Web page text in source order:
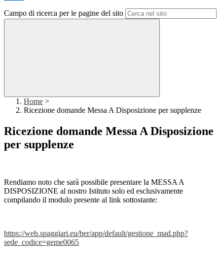
Campo di ricerca per le pagine del sito
Home >
Ricezione domande Messa A Disposizione per supplenze
Ricezione domande Messa A Disposizione
per supplenze
Rendiamo noto che sarà possibile presentare la MESSA A
DISPOSIZIONE al nostro Istituto solo ed esclusivamente
compilando il modulo presente al link sottostante:
https://web.spaggiari.eu/ber/app/default/gestione_mad.php?
sede_codice=geme0065